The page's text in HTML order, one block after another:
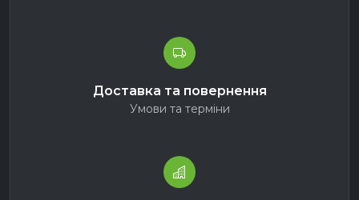
Доставка та повернення
Умови та терміни